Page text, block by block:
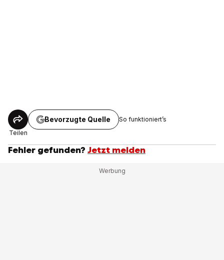
Teilen
Bevorzugte Quelle So funktioniert’s
Fehler gefunden? Jetzt melden